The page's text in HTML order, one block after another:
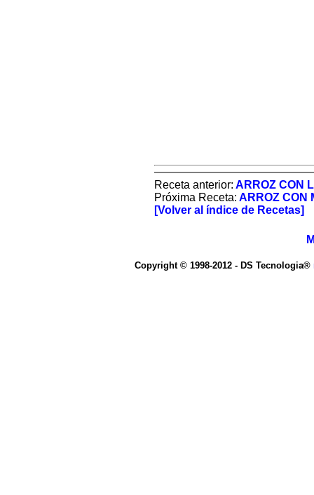
Receta anterior: ARROZ CON
Próxima Receta: ARROZ CON
[Volver al índice de Recetas]
Copyright © 1998-2012 - DS Tecnologia®